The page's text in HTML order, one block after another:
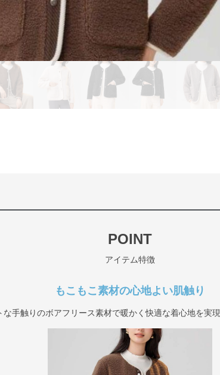
POINT
アイテム特徴
もこもこ素材の心地よい肌触り
な手触りのボアフリース素材で暖かく快適な着心地を実現